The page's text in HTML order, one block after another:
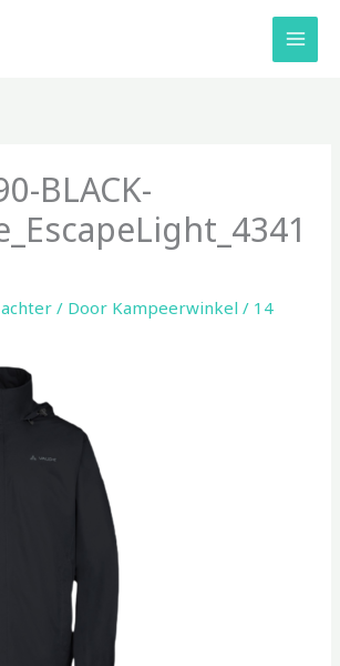
BLACK-
/ Door Kampeerwinkel/ 14